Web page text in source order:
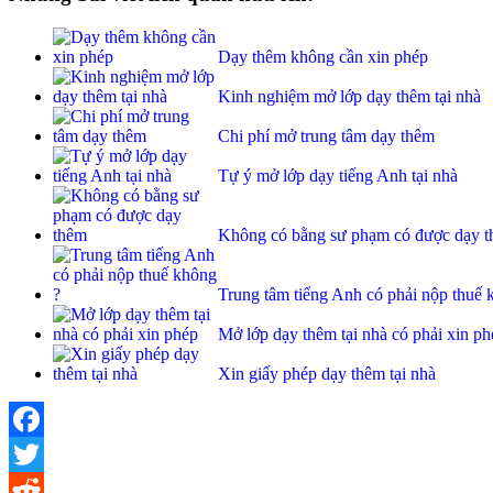
Dạy thêm không cần xin phép
Kinh nghiệm mở lớp dạy thêm tại nhà
Chi phí mở trung tâm dạy thêm
Tự ý mở lớp dạy tiếng Anh tại nhà
Không có bằng sư phạm có được dạy
Trung tâm tiếng Anh có phải nộp thuế
Mở lớp dạy thêm tại nhà có phải xin
Xin giấy phép dạy thêm tại nhà
Facebook
Twitter